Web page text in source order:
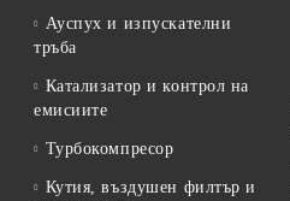
Ауспух и изпускателни
тръба
Катализатор и контрол на
емисиите
Турбокомпресор
Кутия, въздушен филтър и